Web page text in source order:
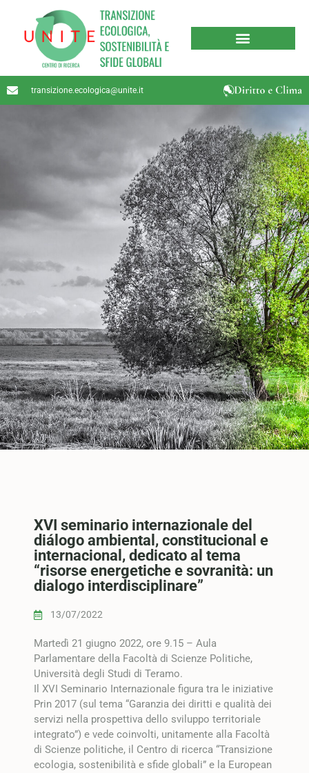
transizione.ecologica@unite.it
XVI seminario internazionale del
diálogo ambiental, constitucional e
internacional, dedicato al tema
“risorse energetiche e sovranità: un
dialogo interdisciplinare”
13/07/2022
Martedì 21 giugno 2022, ore 9.15 – Aula
Parlamentare della Facoltà di Scienze Politiche,
Università degli Studi di Teramo.
Il XVI Seminario Internazionale figura tra le iniziative
Prin 2017 (sul tema “Garanzia dei diritti e qualità dei
servizi nella prospettiva dello sviluppo territoriale
integrato”) e vede coinvolti, unitamente alla Facoltà
di Scienze politiche, il Centro di ricerca “Transizione
ecologia, sostenibilità e sfide globali” e la European